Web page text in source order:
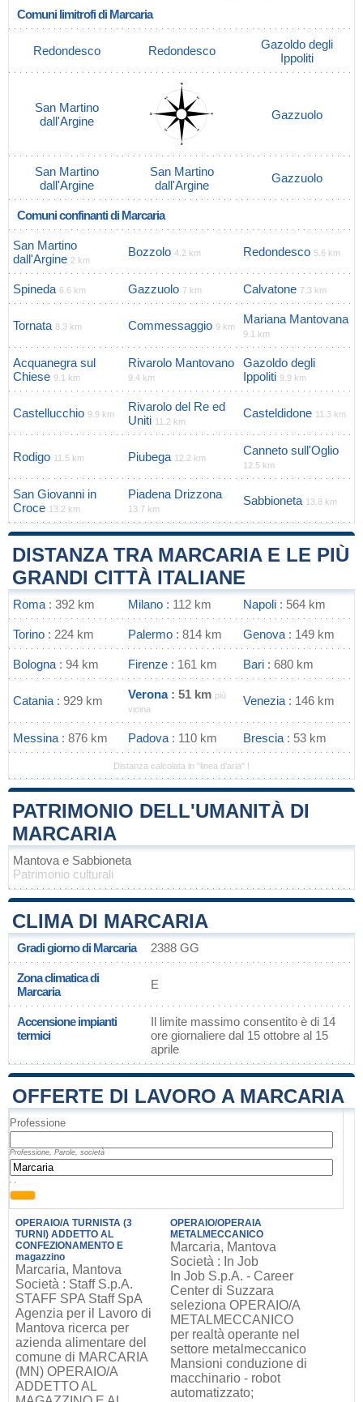
Comuni limitrofi di Marcaria
Redondesco Redondesco
Gazoldo degli
Ippoliti
San Martino
dall'Argine
Gazzuolo
San Martino
dall'Argine
San Martino
dall'Argine
Gazzuolo
Comuni confinanti di Marcaria
San Martino
dall'Argine 2 km
Bozzolo 4.2 km Redondesco 5.6 km
Spineda 6.6 km Gazzuolo 7 km Calvatone 7.3 km
Tornata 8.3 km Commessaggio 9 km
Mariana Mantovana
9.1 km
Acquanegra sul
Chiese 9.1 km
Rivarolo Mantovano
9.4 km
Gazoldo degli
Ippoliti 9.9 km
Castellucchio 9.9 km
Rivarolo del Re ed
Uniti 11.2 km
Casteldidone 11.3 km
Rodigo 11.5 km Piubega 12.2 km
Canneto sull'Oglio
12.5 km
San Giovanni in
Croce 13.2 km
Piadena Drizzona
13.7 km
Sabbioneta 13.8 km
DISTANZA TRA MARCARIA E LE PIÙ
GRANDI CITTÀ ITALIANE
Roma : 392 km Milano : 112 km Napoli : 564 km
Torino : 224 km Palermo : 814 km Genova : 149 km
Bologna : 94 km Firenze : 161 km Bari : 680 km
Catania : 929 km Verona: 51 km più
vicina
Venezia : 146 km
Messina : 876 km Padova : 110 km Brescia : 53 km
Distanza calcolata in "linea d'aria" !
PATRIMONIO DELL'UMANITÀ DI
MARCARIA
Mantova e Sabbioneta
Patrimonio culturali
CLIMA DI MARCARIA
Gradi giorno di Marcaria 2388 GG
Zona climatica di
Marcaria
E
Accensione impianti
termici
Il limite massimo consentito è di 14
ore giornaliere dal 15 ottobre al 15
aprile
OFFERTE DI LAVORO A MARCARIA
Professione
Professione, Parole, società
, ,
OPERAIO/A TURNISTA (3
TURNI) ADDETTO AL
CONFEZIONAMENTO E
magazzino
Marcaria, Mantova
Società : Staff S.p.A.
STAFF SPA Staff SpA
Agenzia per il Lavoro di
Mantova ricerca per
azienda alimentare del
comune di MARCARIA
(MN) OPERAIO/A
ADDETTO AL
OPERAIO/OPERAIA
METALMECCANICO
Marcaria, Mantova
Società : In Job
In Job S.p.A. - Career
Center di Suzzara
seleziona OPERAIO/A
METALMECCANICO
per realtà operante nel
settore metalmeccanico
Mansioni conduzione di
macchinario - robot
automatizzato;